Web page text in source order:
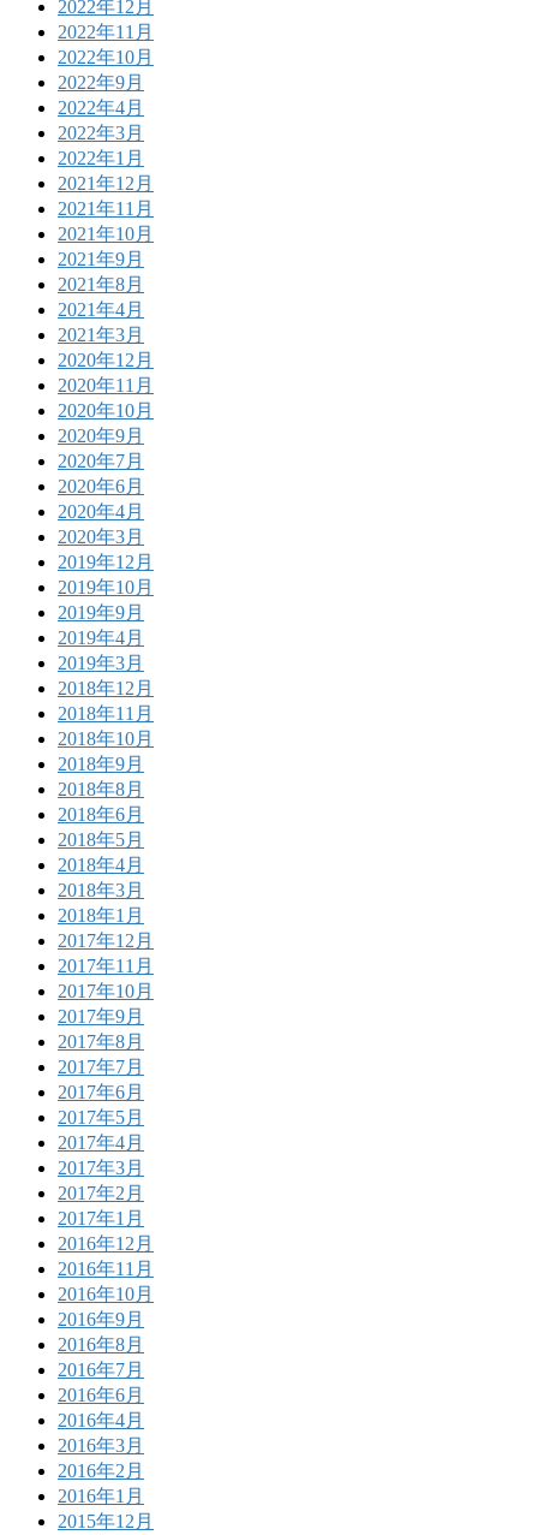
2022年12月
2022年11月
2022年10月
2022年9月
2022年4月
2022年3月
2022年1月
2021年12月
2021年11月
2021年10月
2021年9月
2021年8月
2021年4月
2021年3月
2020年12月
2020年11月
2020年10月
2020年9月
2020年7月
2020年6月
2020年4月
2020年3月
2019年12月
2019年10月
2019年9月
2019年4月
2019年3月
2018年12月
2018年11月
2018年10月
2018年9月
2018年8月
2018年6月
2018年5月
2018年4月
2018年3月
2018年1月
2017年12月
2017年11月
2017年10月
2017年9月
2017年8月
2017年7月
2017年6月
2017年5月
2017年4月
2017年3月
2017年2月
2017年1月
2016年12月
2016年11月
2016年10月
2016年9月
2016年8月
2016年7月
2016年6月
2016年4月
2016年3月
2016年2月
2016年1月
2015年12月